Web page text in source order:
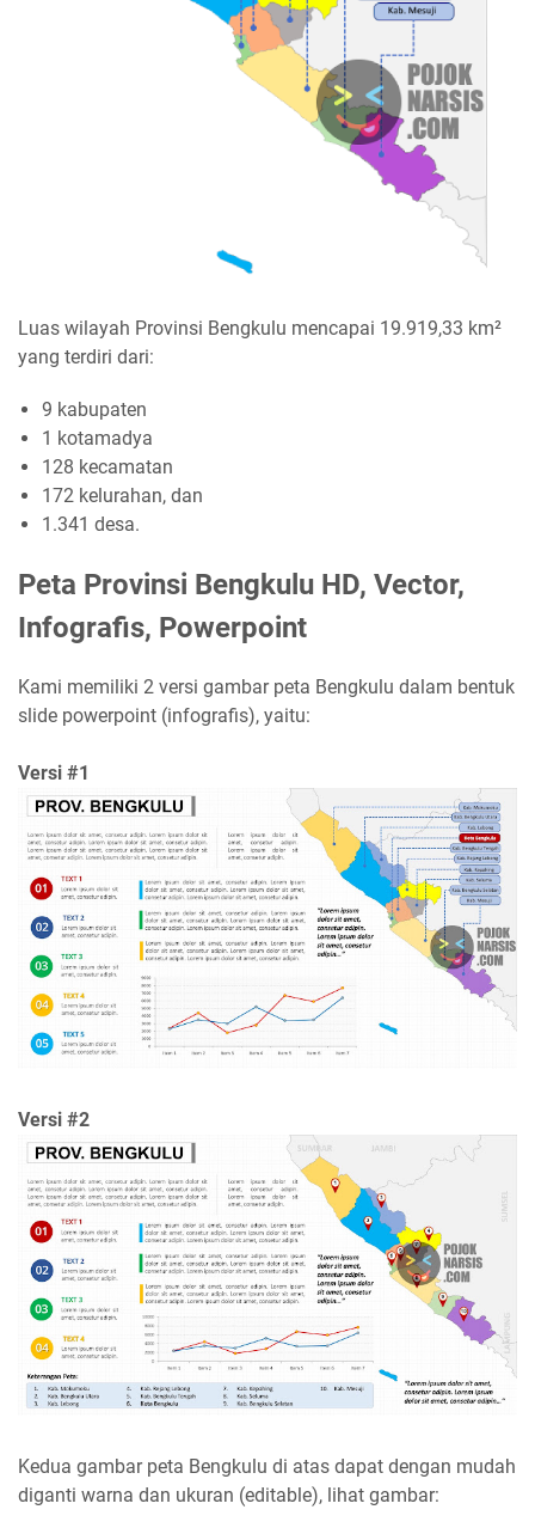
Luas wilayah Provinsi Bengkulu mencapai 19.919,33 km²
yang terdiri dari:
9 kabupaten
1 kotamadya
128 kecamatan
172 kelurahan, dan
1.341 desa.
Peta Provinsi Bengkulu HD, Vector,
Infografis, Powerpoint
Kami memiliki 2 versi gambar peta Bengkulu dalam bentuk
slide powerpoint (infografis), yaitu:
Versi #1
Versi #2
Kedua gambar peta Bengkulu di atas dapat dengan mudah
diganti warna dan ukuran (editable), lihat gambar: